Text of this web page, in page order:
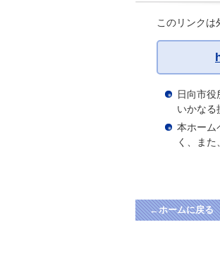
このリンクは
日向市役
いかなる
本ホーム
く、ま
←ホームに戻る